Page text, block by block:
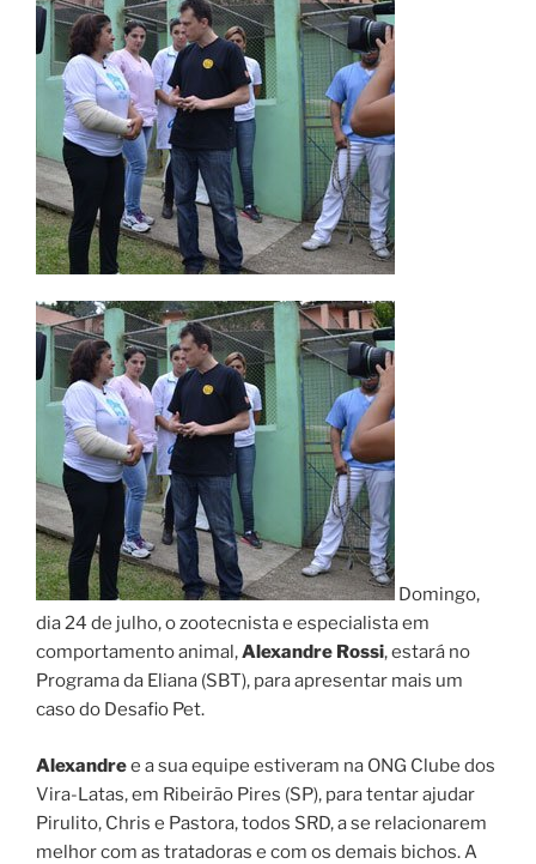
Domingo,
dia 24 de julho, o zootecnista e especialista em
comportamento animal,Alexandre Rossi, estará no
Programa da Eliana (SBT), para apresentar mais um
caso do Desafio Pet.
Alexandree a sua equipe estiveram na ONG Clube dos
Vira-Latas, em Ribeirão Pires (SP), para tentar ajudar
Pirulito, Chris e Pastora, todos SRD, a se relacionarem
melhor com as tratadoras e com os demais bichos. A